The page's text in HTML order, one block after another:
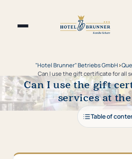
"Hotel Brunner" Betriebs GmbH ›
Can I use the gift certificate for all
Can I use the gift
services at
Table of